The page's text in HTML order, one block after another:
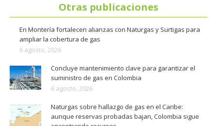
Otras publicaciones
En Montería fortalecen alianzas con Naturgas y Surtigas para
ampliar la cobertura de gas
6 agosto, 2026
Concluye mantenimiento clave para garantizar el
suministro de gas en Colombia
6 agosto, 2026
Naturgas sobre hallazgo de gas en el Caribe:
aunque reservas probadas bajan, Colombia sigue